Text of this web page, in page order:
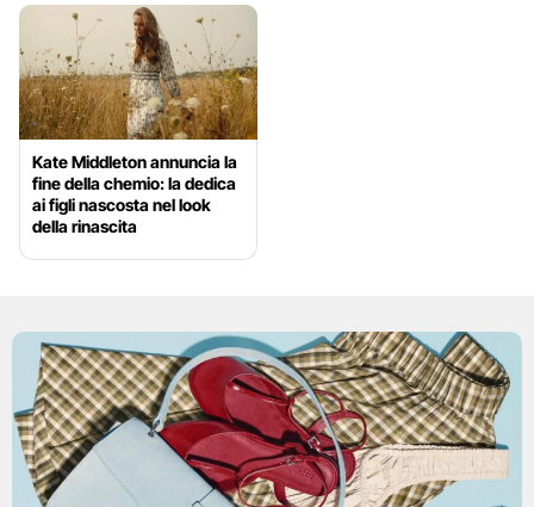
Kate Middleton annuncia la
fine della chemio: la dedica
ai figli nascosta nel look
della rinascita